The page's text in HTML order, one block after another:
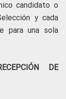
candidato o
y cada
para una sola
DE